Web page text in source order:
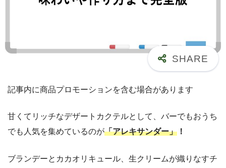
記事内に商品プロモーションを含む場合があります
甘くてリッチなデザートカクテルとして、バーでもおうち
でも人気を集めているのが「アレキサンダー」 ！
ブランデーとカカオリキュール、生クリームが織りなすチ